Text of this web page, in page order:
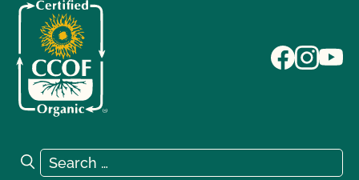
Search for:
Search